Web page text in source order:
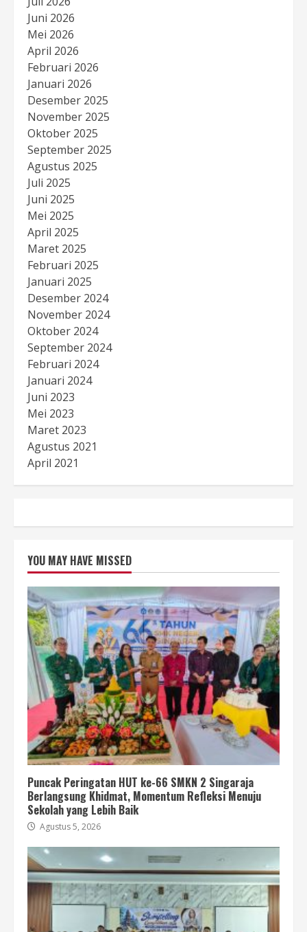
Juni 2026
Mei 2026
April 2026
Februari 2026
Januari 2026
Desember 2025
November 2025
Oktober 2025
September 2025
Agustus 2025
Juli 2025
Juni 2025
Mei 2025
April 2025
Maret 2025
Februari 2025
Januari 2025
Desember 2024
November 2024
Oktober 2024
September 2024
Februari 2024
Januari 2024
Juni 2023
Mei 2023
Maret 2023
Agustus 2021
April 2021
YOU MAY HAVE MISSED
Puncak Peringatan HUT ke-66 SMKN 2 Singaraja
Berlangsung Khidmat, Momentum Refleksi Menuju
Sekolah yang Lebih Baik
Agustus 5, 2026